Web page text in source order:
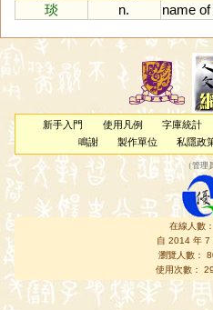
琰
n. name of
新手入門 使用凡例 字庫統計
鳴謝
製作單位 私隱政
（管理
在線人數
自 2014 年 7
瀏覽人數：
使用次數：